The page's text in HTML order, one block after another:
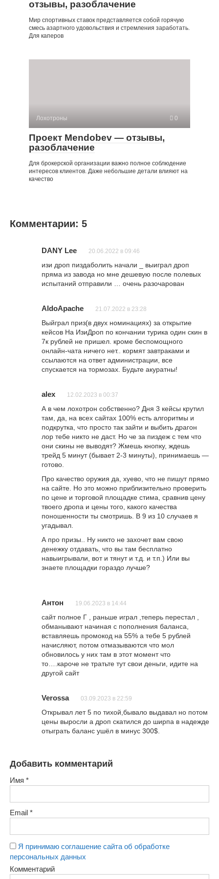
отзывы, разоблачение
Мир спортивных ставок представляется собой горячую
смесь азартного удовольствия и стремления заработать.
Для каперов
Лохотроны 0
Проект Mendobev — отзывы,
разоблачение
Для брокерской организации важно полное соблюдение
интересов клиентов. Даже небольшие детали влияют на
качество
Комментарии: 5
DANY Lee 20.06.2022 в 09:46
изи дроп пиздаболить начали _ выиграл дроп
пряма из завода но мне дешевую после полевых
испытаний отправили … очень разочарован
AldoApache 21.07.2022 в 23:28
Выйграл приз(в двух номинациях) за открытие
кейсов На ИзиДроп по кончании турика один скин в
7к рублей не пришел. кроме беспомощного
онлайн-чата ничего нет.. кормят завтраками и
ссылаются на ответ администрации, все
спускается на тормозах. Будьте акуратны!
alex 12.02.2023 в 00:37
А в чем лохотрон собственно? Дня 3 кейсы крутил
там, да, на всех сайтах 100% есть алгоритмы и
подкрутка, что просто так зайти и выбить драгон
лор тебе никто не даст. Но че за пиздеж с тем что
они скины не выводят? Жмешь кнопку, ждешь
трейд 5 минут (бывает 2-3 минуты), принимаешь —
готово.
Про качество оружия да, хуево, что не пишут прямо
на сайте. Но это можно приблизительно проверить
по цене и торговой площадке стима, сравнив цену
твоего дропа и цены того, какого качества
поношенности ты смотришь. В 9 из 10 случаев я
угадывал.
А про призы.. Ну никто не захочет вам свою
денежку отдавать, что вы там бесплатно
навыигрывали, вот и тянут и т.д. и т.п.) Или вы
знаете площадки гораздо лучше?
Антон 19.06.2023 в 14:44
сайт полное Г , раньше играл ,теперь перестал ,
обманывают начиная с пополнения баланса,
вставляешь промокод на 55% а тебе 5 рублей
начисляют, потом отмазываются что мол
обновилось у них там в этот момент что
то….кароче не тратьте тут свои деньги, идите на
другой сайт
Verossa 03.09.2023 в 22:59
Открывал лет 5 по тихой,бывало выдавал но потом
цены выросли а дроп скатился до ширпа в надежде
отыграть баланс ушёл в минус 300$.
Добавить комментарий
Имя *
Email *
Я принимаю соглашение сайта об обработке
персональных данных
Комментарий